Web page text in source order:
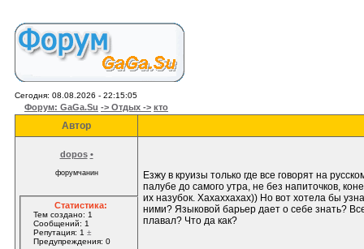
Сегодня: 08.08.2026 - 22:15:05
Форум: GaGa.Su -> Отдых -> кто
Автор
dopos •
форумчанин
Статистика:
Тем создано: 1
Сообщений: 1
Репутация: 1±
Предупреждения: 0
Езжу в круизы только где все говорят на
палубе до самого утра, не без напиточков,
их назубок. Хахаххахах)) Но вот хотела бы
ними? Языковой барьер дает о себе знать?
плавал? Что да как?